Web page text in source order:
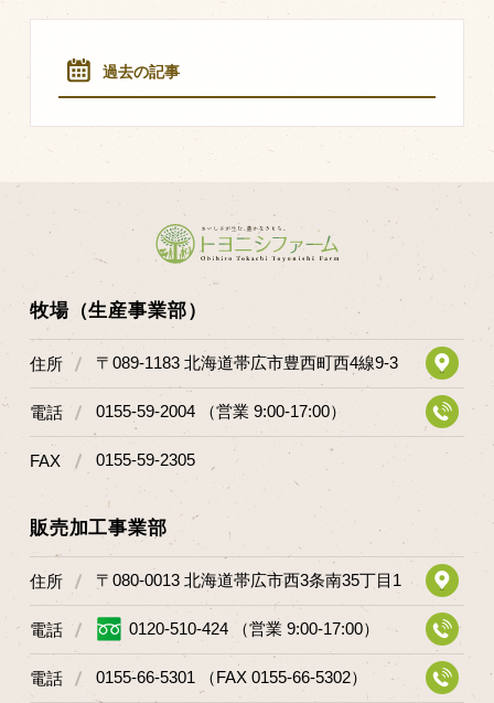
過去の記事
牧場（生産事業部）
住所 〒089-1183 北海道帯広市豊西町西4線9-3
電話 0155-59-2004 （営業 9:00-17:00）
FAX 0155-59-2305
販売加工事業部
住所 〒080-0013 北海道帯広市西3条南35丁目1
電話 0120-510-424 （営業 9:00-17:00）
電話 0155-66-5301 （FAX 0155-66-5302）